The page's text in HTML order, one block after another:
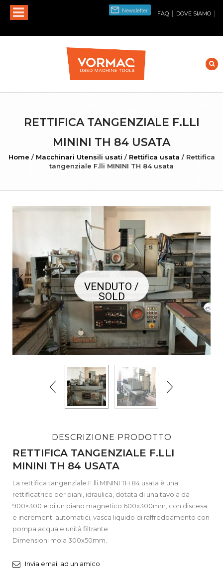
FAQ | DOVE SIAMO |
RETTIFICA TANGENZIALE F.LLI
MININI TH 84 USATA
Home / Macchinari Utensili usati / Rettifica usata /Rettifica
tangenziale F.lli MININI TH 84 usata
VENDUTO /
SOLD
DESCRIZIONE PRODOTTO
RETTIFICA TANGENZIALE F.LLI
MININI TH 84 USATA
La rettifica tangenziale F.lli MININI TH 84 usata è una
rettificatrice per piani, idraulica, dotata di una tavola da
900×300 e di un piano magnetico 600x300mm, con discesa
e incrementi automatici, vasca liquido di raffreddamento con
pompa acqua e unità filtrante.
Dimensioni mola 300x50mm.
Invia email ad un amico